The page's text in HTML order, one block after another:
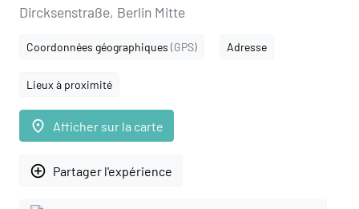
Dircksenstraße, Berlin Mitte
Coordonnées géographiques (GPS) Adresse
Lieux à proximité
place Afficher sur la carte
add_circle_outline Partager l'expérience